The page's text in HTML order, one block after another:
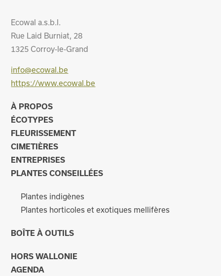
Ecowal a.s.b.l.
Rue Laid Burniat, 28
1325 Corroy-le-Grand
info@ecowal.be
https://www.ecowal.be
À PROPOS
ÉCOTYPES
FLEURISSEMENT
CIMETIÈRES
ENTREPRISES
PLANTES CONSEILLÉES
Plantes indigènes
Plantes horticoles et exotiques mellifères
BOÎTE À OUTILS
HORS WALLONIE
AGENDA